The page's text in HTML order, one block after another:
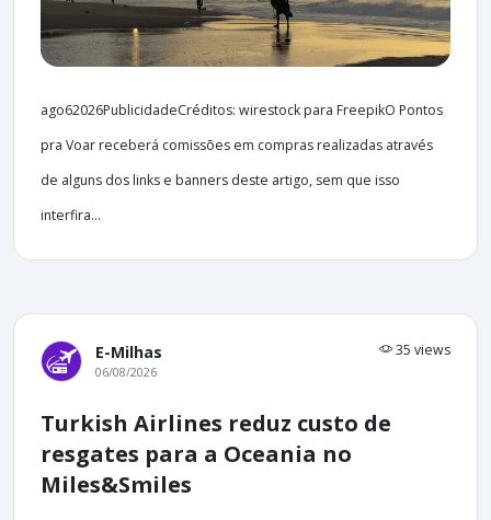
ago62026PublicidadeCréditos: wirestock para FreepikO Pontos
pra Voar receberá comissões em compras realizadas através
de alguns dos links e banners deste artigo, sem que isso
interfira...
E-Milhas 35 views
06/08/2026
Turkish Airlines reduz custo de
resgates para a Oceania no
Miles&Smiles